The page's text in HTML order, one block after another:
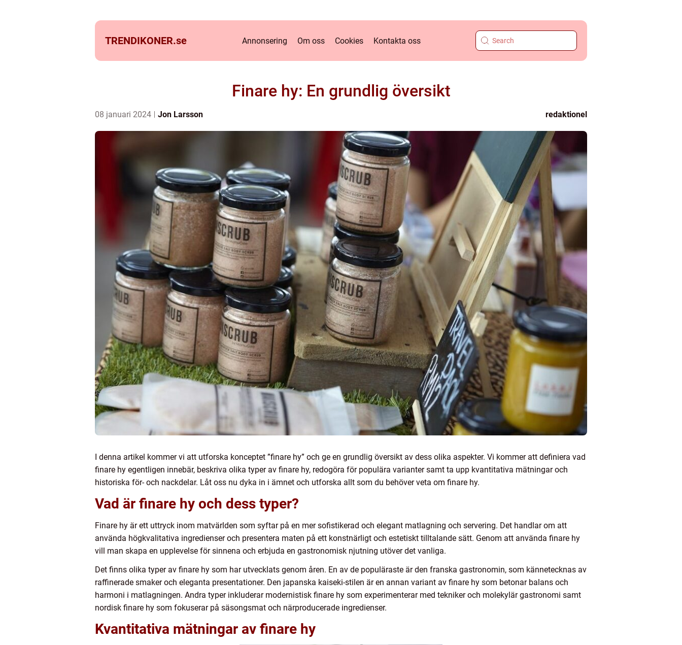
TRENDIKONER.se Annonsering Om oss Cookies Kontakta oss
Finare hy: En grundlig översikt
08 januari 2024 Jon Larsson redaktionel
I denna artikel kommer vi att utforska konceptet ”finare hy” och ge en grundlig översikt av dess olika aspekter. Vi kommer att definiera vad
finare hy egentligen innebär, beskriva olika typer av finare hy, redogöra för populära varianter samt ta upp kvantitativa mätningar och
historiska för- och nackdelar. Låt oss nu dyka in i ämnet och utforska allt som du behöver veta om finare hy.
Vad är finare hy och dess typer?
Finare hy är ett uttryck inom matvärlden som syftar på en mer sofistikerad och elegant matlagning och servering. Det handlar om att
använda högkvalitativa ingredienser och presentera maten på ett konstnärligt och estetiskt tilltalande sätt. Genom att använda finare hy
vill man skapa en upplevelse för sinnena och erbjuda en gastronomisk njutning utöver det vanliga.
Det finns olika typer av finare hy som har utvecklats genom åren. En av de populäraste är den franska gastronomin, som kännetecknas av
raffinerade smaker och eleganta presentationer. Den japanska kaiseki-stilen är en annan variant av finare hy som betonar balans och
harmoni i matlagningen. Andra typer inkluderar modernistisk finare hy som experimenterar med tekniker och molekylär gastronomi samt
nordisk finare hy som fokuserar på säsongsmat och närproducerade ingredienser.
Kvantitativa mätningar av finare hy